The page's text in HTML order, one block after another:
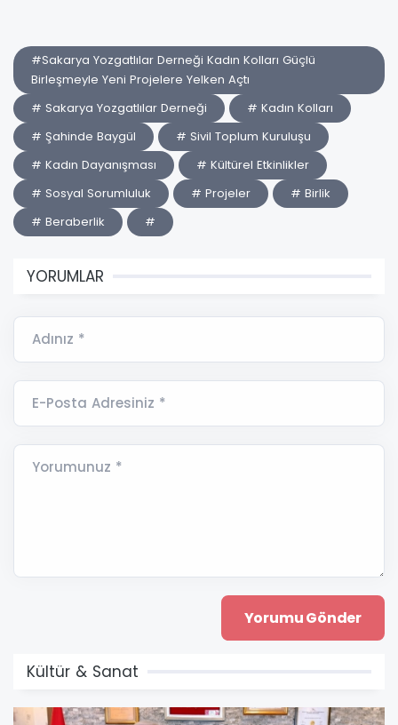
#Sakarya Yozgatlılar Derneği Kadın Kolları Güçlü
Birleşmeyle Yeni Projelere Yelken Açtı
# Sakarya Yozgatlılar Derneği
# Kadın Kolları
# Şahinde Baygül
# Sivil Toplum Kuruluşu
# Kadın Dayanışması
# Kültürel Etkinlikler
# Sosyal Sorumluluk
# Projeler
# Birlik
# Beraberlik
#
YORUMLAR
Adınız *
E-Posta Adresiniz *
Yorumunuz *
Kültür & Sanat